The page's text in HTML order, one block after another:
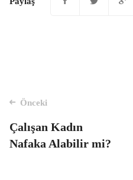
navigasyon
Önceki
Çalışan Kadın
Nafaka Alabilir mi?